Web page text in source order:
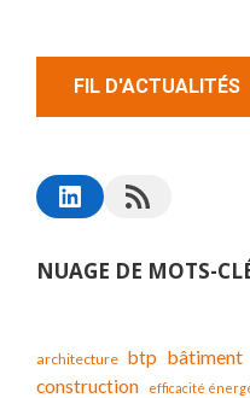
FIL D'ACTUALITÉS
NUAGE DE MOTS-
architecture btp bâtiment
construction efficacité